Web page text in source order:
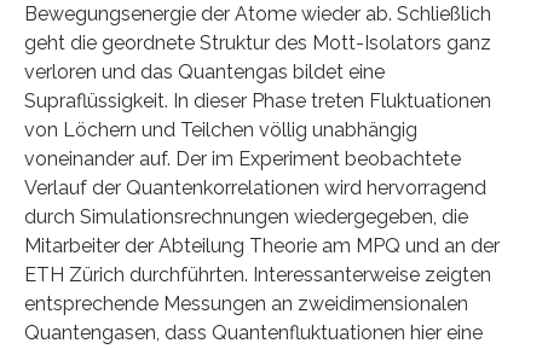
Bewegungsenergie der Atome wieder ab. Schließlich
geht die geordnete Struktur des Mott-Isolators ganz
verloren und das Quantengas bildet eine
Supraflüssigkeit. In dieser Phase treten Fluktuationen
von Löchern und Teilchen völlig unabhängig
voneinander auf. Der im Experiment beobachtete
Verlauf der Quantenkorrelationen wird hervorragend
durch Simulationsrechnungen wiedergegeben, die
Mitarbeiter der Abteilung Theorie am MPQ und an der
ETH Zürich durchführten. Interessanterweise zeigten
entsprechende Messungen an zweidimensionalen
Quantengasen, dass Quantenfluktuationen hier eine